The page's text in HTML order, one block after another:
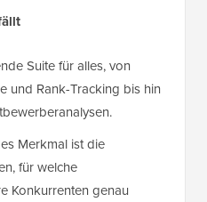
Suite für alles, von
und Rank-Tracking bis hin
Merkmal ist die
für welche
Konkurrenten genau